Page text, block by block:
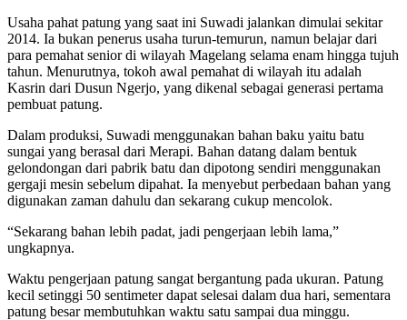
Usaha pahat patung yang saat ini Suwadi jalankan dimulai sekitar
2014. Ia bukan penerus usaha turun-temurun, namun belajar dari
para pemahat senior di wilayah Magelang selama enam hingga tujuh
tahun. Menurutnya, tokoh awal pemahat di wilayah itu adalah
Kasrin dari Dusun Ngerjo, yang dikenal sebagai generasi pertama
pembuat patung.
Dalam produksi, Suwadi menggunakan bahan baku yaitu batu
sungai yang berasal dari Merapi. Bahan datang dalam bentuk
gelondongan dari pabrik batu dan dipotong sendiri menggunakan
gergaji mesin sebelum dipahat. Ia menyebut perbedaan bahan yang
digunakan zaman dahulu dan sekarang cukup mencolok.
“Sekarang bahan lebih padat, jadi pengerjaan lebih lama,”
ungkapnya.
Waktu pengerjaan patung sangat bergantung pada ukuran. Patung
kecil setinggi 50 sentimeter dapat selesai dalam dua hari, sementara
patung besar membutuhkan waktu satu sampai dua minggu.